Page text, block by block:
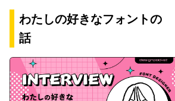
わたしの好きなフォントの
話